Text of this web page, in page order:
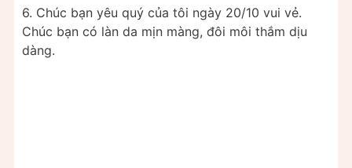
6. Chúc bạn yêu quý của tôi ngày 20/10 vui vẻ.
Chúc bạn có làn da mịn màng, đôi môi thắm dịu
dàng.